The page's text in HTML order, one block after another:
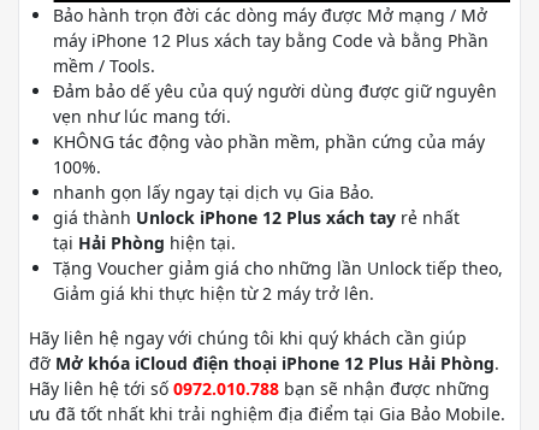
Bảo hành trọn đời các dòng máy được Mở mạng / Mở
máy iPhone 12 Plus xách tay bằng Code và bằng Phần
mềm / Tools.
Đảm bảo dế yêu của quý người dùng được giữ nguyên
vẹn như lúc mang tới.
KHÔNG tác động vào phần mềm, phần cứng của máy
100%.
nhanh gọn lấy ngay tại dịch vụ Gia Bảo.
giá thành Unlock iPhone 12 Plus xách tay rẻ nhất
tại Hải Phòng hiện tại.
Tặng Voucher giảm giá cho những lần Unlock tiếp theo,
Giảm giá khi thực hiện từ 2 máy trở lên.
Hãy liên hệ ngay với chúng tôi khi quý khách cần giúp
đỡ Mở khóa iCloud điện thoại iPhone 12 Plus Hải Phòng.
Hãy liên hệ tới số 0972.010.788 bạn sẽ nhận được những
ưu đã tốt nhất khi trải nghiệm địa điểm tại Gia Bảo Mobile.